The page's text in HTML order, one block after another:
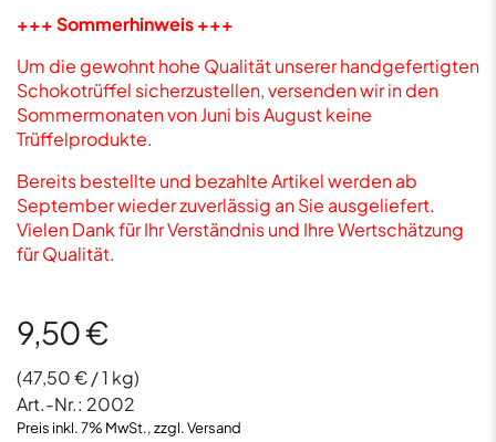
+++ Sommerhinweis +++
Um die gewohnt hohe Qualität unserer handgefertigten
Schokotrüffel sicherzustellen, versenden wir in den
Sommermonaten von Juni bis August keine
Trüffelprodukte.
Bereits bestellte und bezahlte Artikel werden ab
September wieder zuverlässig an Sie ausgeliefert.
Vielen Dank für Ihr Verständnis und Ihre Wertschätzung
für Qualität.
9,50€
(47,50€/ 1 kg)
Art.-Nr.: 2002
Preis inkl. 7% MwSt., zzgl. Versand